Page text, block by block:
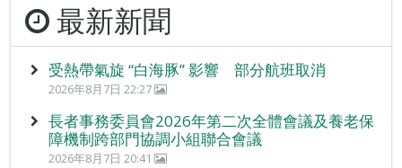
最新新聞
受熱帶氣旋 “白海豚” 影響 部分航班取消
2026年8月7日 22:27
長者事務委員會2026年第二次全體會議及養老保
障機制跨部門協調小組聯合會議
2026年8月7日 20:41